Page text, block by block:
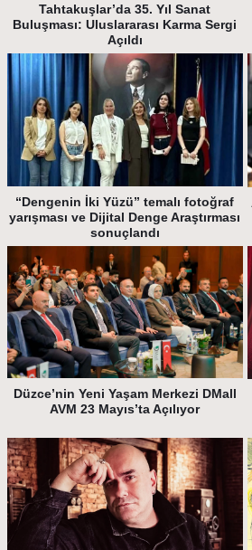
Tahtakuşlar’da 35. Yıl Sanat
Buluşması: Uluslararası Karma Sergi
Açıldı
“Dengenin İki Yüzü” temalı fotoğraf
yarışması ve Dijital Denge Araştırması
sonuçlandı
Düzce’nin Yeni Yaşam Merkezi DMall
AVM 23 Mayıs’ta Açılıyor